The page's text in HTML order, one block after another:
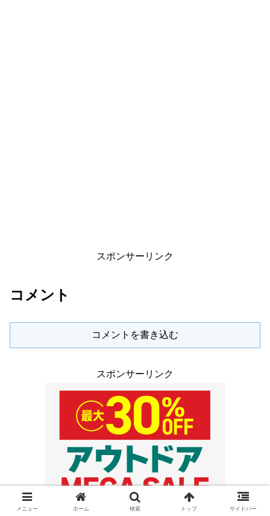
スポンサーリンク
コメント
コメントを書き込む
スポンサーリンク
メニュー ホーム 検索 トップ サイドバー